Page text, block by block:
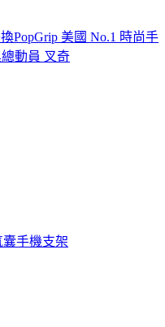
PopGrip 美國 No.1 時尚手
動員 叉奇
囊手機支架